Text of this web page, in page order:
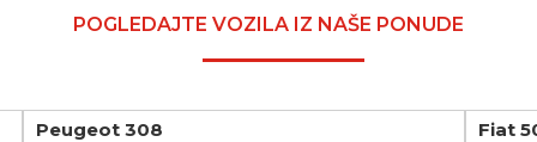
POGLEDAJTE VOZILA IZ NAŠE PONUDE
Peugeot 308 Fiat